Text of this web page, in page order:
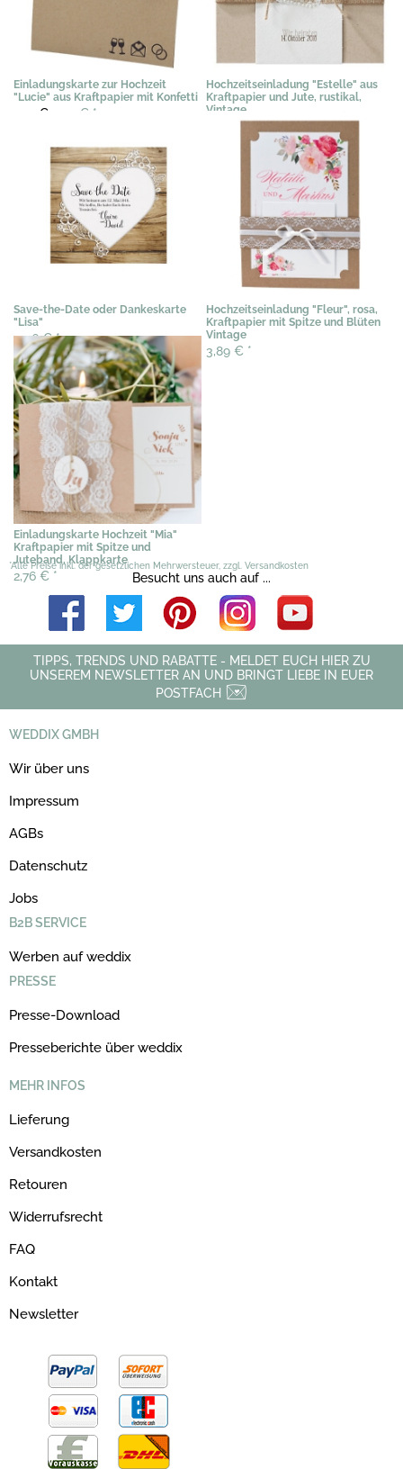
Einladungskarte zur Hochzeit
"Lucie" aus Kraftpapier mit Konfetti
2,91 € 2,39 € *
Hochzeitseinladung "Estelle" aus
Kraftpapier und Jute, rustikal,
Vintage
3,29 €*
Save-the-Date oder Dankeskarte
"Lisa"
0,46 €*
Hochzeitseinladung "Fleur", rosa,
Kraftpapier mit Spitze und Blüten
Vintage
3,89 € *
Einladungskarte Hochzeit "Mia"
Kraftpapier mit Spitze und
Juteband, Klappkarte
2,76 € *
*Alle Preise inkl. der gesetzlichen Mehrwersteuer, zzgl. Versandkosten
Besucht uns auch auf ...
TIPPS, TRENDS UND RABATTE - MELDET EUCH HIER ZU
UNSEREM NEWSLETTER AN UND BRINGT LIEBE IN EUER
POSTFACH
WEDDIX GMBH
Wir über uns
Impressum
AGBs
Datenschutz
Jobs
B2B SERVICE
Werben auf weddix
PRESSE
Presse-Download
Presseberichte über weddix
MEHR INFOS
Lieferung
Versandkosten
Retouren
Widerrufsrecht
FAQ
Kontakt
Newsletter